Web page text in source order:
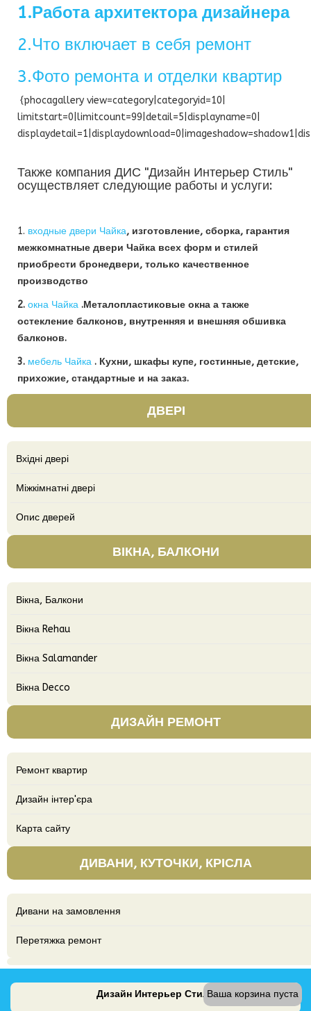
1.Работа архитектора дизайнера
2.Что включает в себя ремонт
3.Фото ремонта и отделки квартир
{phocagallery view=category|categoryid=10|
limitstart=0|limitcount=99|detail=5|displayname=0|
Также компания ДИС "Дизайн Интерьер Стиль"
осуществляет следующие работы и услуги:
1. входные двери Чайка, изготовление, сборка, гарантия
межкомнатные двери Чайка всех форм и стилей
приобрести бронедвери, только качественное
производство
2. окна Чайка .Металопластиковые окна а также
остекление балконов, внутренняя и внешняя обшивка
балконов.
3. мебель Чайка . Кухни, шкафы купе, гостинные, детские,
прихожие, стандартные и на заказ.
ДВЕРІ
Вхідні двері
Міжкімнатні двері
Опис дверей
ВІКНА, БАЛКОНИ
Вікна, Балкони
Вікна Rehau
Вікна Salamander
Вікна Decco
ДИЗАЙН РЕМОНТ
Ремонт квартир
Дизайн інтер'єра
Карта сайту
ДИВАНИ, КУТОЧКИ, КРІСЛА
Дивани на замовлення
Перетяжка ремонт
Ваша корзина пуста
Дизайн Интерьер Стиль